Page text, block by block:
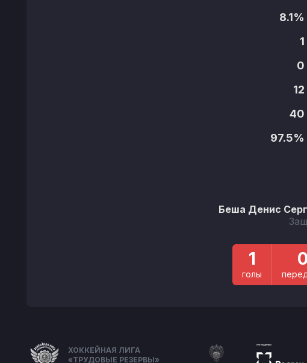
8.1%
1
0
12
40
97.5%
Беша Денис
1
голы
ХОККЕЙНАЯ ЛИГА
«ТРУДОВЫЕ РЕЗЕРВЫ»